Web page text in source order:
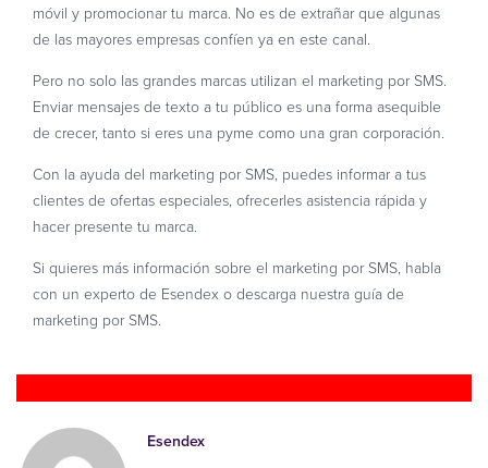
móvil y promocionar tu marca. No es de extrañar que algunas
de las mayores empresas confíen ya en este canal.
Pero no solo las grandes marcas utilizan el marketing por SMS.
Enviar mensajes de texto a tu público es una forma asequible
de crecer, tanto si eres una pyme como una gran corporación.
Con la ayuda del marketing por SMS, puedes informar a tus
clientes de ofertas especiales, ofrecerles asistencia rápida y
hacer presente tu marca.
Si quieres más información sobre el marketing por SMS, habla
con un experto de Esendex o descarga nuestra guía de
marketing por SMS.
Esendex